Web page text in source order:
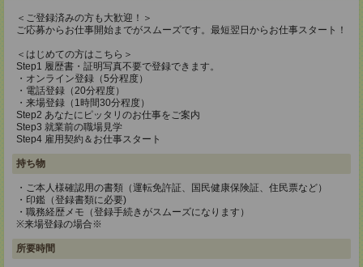
＜ご登録済みの方も大歓迎！＞
ご応募からお仕事開始までがスムーズです。最短翌日からお仕事スタート！
＜はじめての方はこちら＞
Step1 履歴書・証明写真不要で登録できます。
・オンライン登録（5分程度）
・電話登録（20分程度）
・来場登録（1時間30分程度）
Step2 あなたにピッタリのお仕事をご案内
Step3 就業前の職場見学
Step4 雇用契約＆お仕事スタート
持ち物
・ご本人様確認用の書類（運転免許証、国民健康保険証、住民票など）
・印鑑（登録書類に必要)
・職務経歴メモ（登録手続きがスムーズになります）
※来場登録の場合※
所要時間